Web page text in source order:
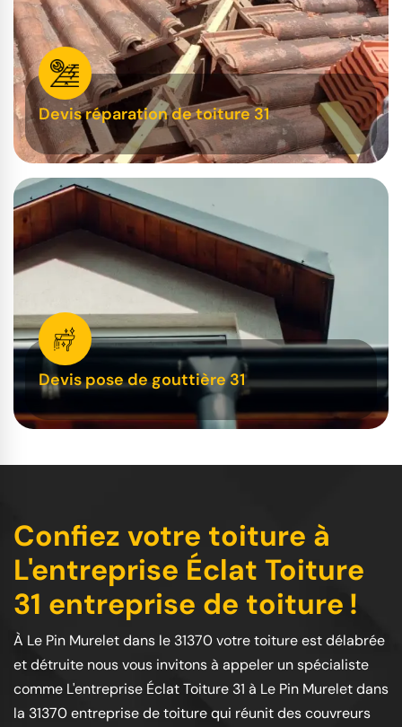
Devis réparation de toiture 31
Devis pose de gouttière 31
Confiez votre toiture à
L'entreprise Éclat Toiture
31 entreprise de toiture !
À Le Pin Murelet dans le 31370 votre toiture est délabrée
et détruite nous vous invitons à appeler un spécialiste
comme L'entreprise Éclat Toiture 31 à Le Pin Murelet dans
la 31370 entreprise de toiture qui réunit des couvreurs